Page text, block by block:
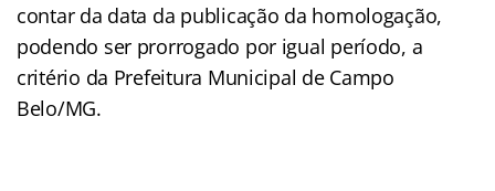
contar da data da publicação da homologação,
podendo ser prorrogado por igual período, a
critério da Prefeitura Municipal de Campo
Belo/MG.